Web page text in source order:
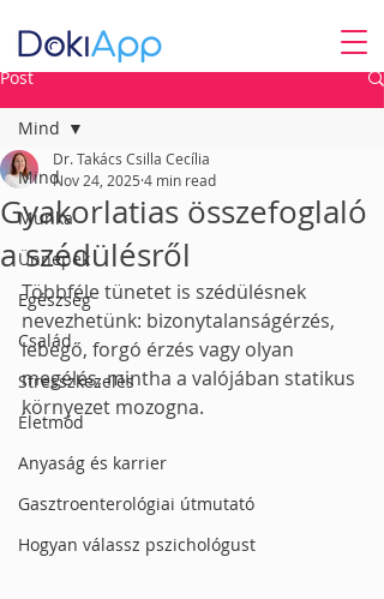
Post
Mind
Munka
Ünnepek
Egészség
Család
Stresszkezelés
Életmód
Anyaság és karrier
Gasztroenterológiai útmutató
Hogyan válassz pszichológust
Mind
Gyakorlatias összefoglaló
a szédülésről
Dr. Takács Csilla Cecília
Nov 24, 2025 4 min read
Többféle tünetet is szédülésnek
nevezhetünk: bizonytalanságérzés,
lebegő, forgó érzés vagy olyan
megélés, mintha a valójában statikus
környezet mozogna.